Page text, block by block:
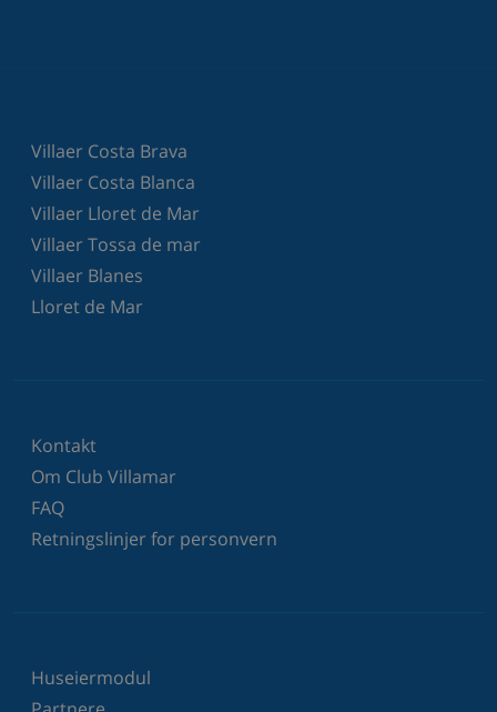
Villaer Costa Brava
Villaer Costa Blanca
Villaer Lloret de Mar
Villaer Tossa de mar
Villaer Blanes
Lloret de Mar
Kontakt
Om Club Villamar
FAQ
Retningslinjer for personvern
Huseiermodul